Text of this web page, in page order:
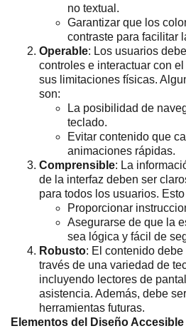
no textual.
Garantizar que los
contraste para facilitar
Operable: Los usuarios
controles e interactuar con
sus limitaciones físicas.
son:
La posibilidad de
teclado.
Evitar contenido que
animaciones rápidas.
Comprensible: La
de la interfaz deben ser
para todos los usuarios.
Proporcionar
Asegurarse de que la
sea lógica y fácil de
Robusto: El contenido
través de una variedad de
incluyendo lectores de
asistencia. Además, debe
herramientas futuras.
Elementos del Diseño Accesible